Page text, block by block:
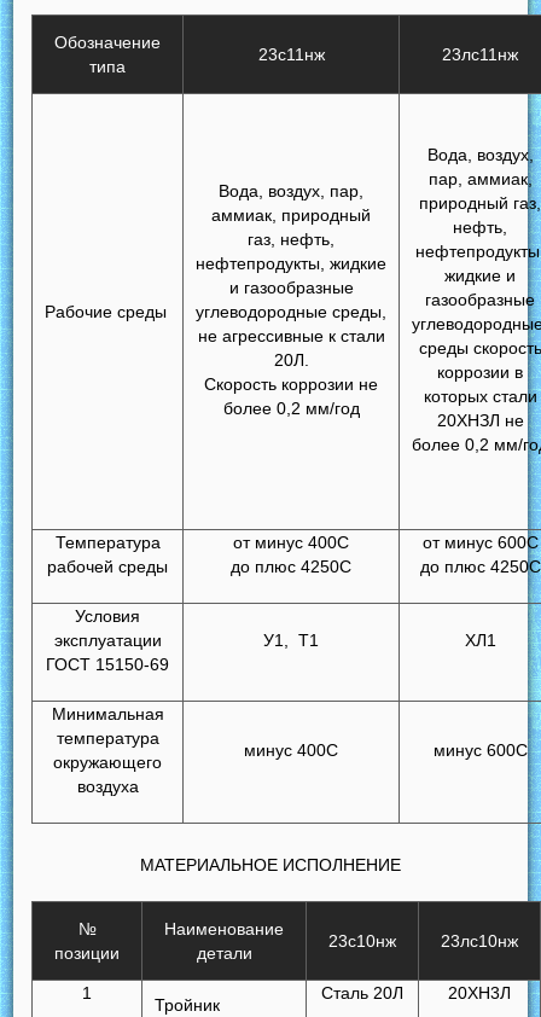
Обозначение
типа
23с11нж 23лc11нж
Рабочие среды
Вода, воздух, пар,
аммиак, природный
газ, нефть,
нефтепродукты, жидкие
и газообразные
углеводородные среды,
не агрессивные к стали
20Л.
Скорость коррозии не
более 0,2 мм/год
Вода, воздух,
пар, аммиак,
природный газ,
нефть,
жидкие и
газообразные
среды скорость
коррозии в
которых стали
20ХНЗЛ не
более 0,2 мм/
Температура
рабочей среды
от минус 400С
до плюс 4250С
от минус 600С
до плюс 4250С
Условия
эксплуатации
ГОСТ 15150-69
У1, Т1 ХЛ1
Минимальная
температура
окружающего
воздуха
минус 400С минус 600С
МАТЕРИАЛЬНОЕ ИСПОЛНЕНИЕ
№
позиции
Наименование
детали
23с10нж 23лc10нж
1
Тройник
Сталь 20Л 20ХН3Л